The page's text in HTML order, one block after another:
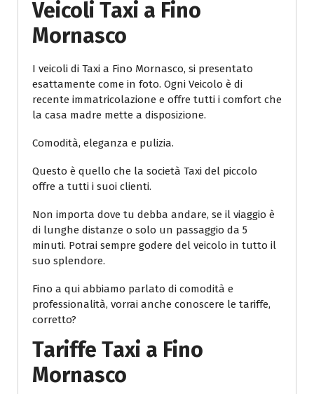
Veicoli Taxi a Fino
Mornasco
I veicoli di Taxi a Fino Mornasco, si presentato
esattamente come in foto. Ogni Veicolo è di
recente immatricolazione e offre tutti i comfort che
la casa madre mette a disposizione.
Comodità, eleganza e pulizia.
Questo è quello che la società Taxi del piccolo
offre a tutti i suoi clienti.
Non importa dove tu debba andare, se il viaggio è
di lunghe distanze o solo un passaggio da 5
minuti. Potrai sempre godere del veicolo in tutto il
suo splendore.
Fino a qui abbiamo parlato di comodità e
professionalità, vorrai anche conoscere le tariffe,
corretto?
Tariffe Taxi a Fino
Mornasco